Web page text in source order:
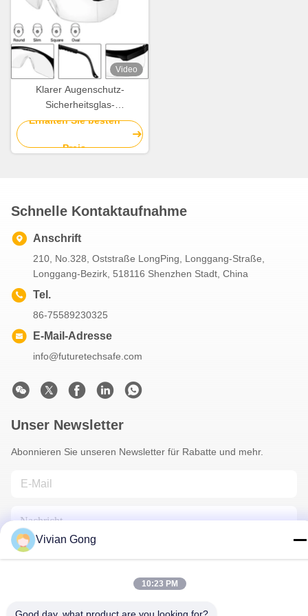
Video
Klarer Augenschutz-
Sicherheitsglas-
Antiunisexkratzer-Antinebel-
Sicherheits-Schutzbrillen
Erhalten Sie besten
Preis
Schnelle Kontaktaufnahme
Anschrift
210, No.328, Oststraße LongPing, Longgang-Straße,
Longgang-Bezirk, 518116 Shenzhen Stadt, China
Tel.
86-75589230325
E-Mail-Adresse
info@futuretechsafe.com
Unser Newsletter
Abonnieren Sie unseren Newsletter für Rabatte und mehr.
Vivian Gong
10:23 PM